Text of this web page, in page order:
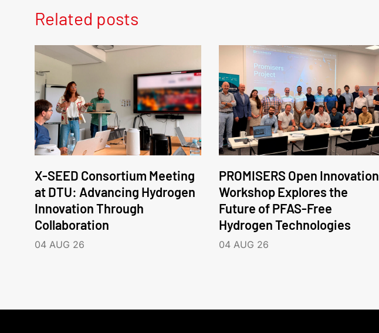
Related posts
X-SEED Consortium Meeting
at DTU: Advancing Hydrogen
Innovation Through
Collaboration
04 AUG 26
PROMISERS Open Innovation
Workshop Explores the
Future of PFAS-Free
Hydrogen Technologies
04 AUG 26